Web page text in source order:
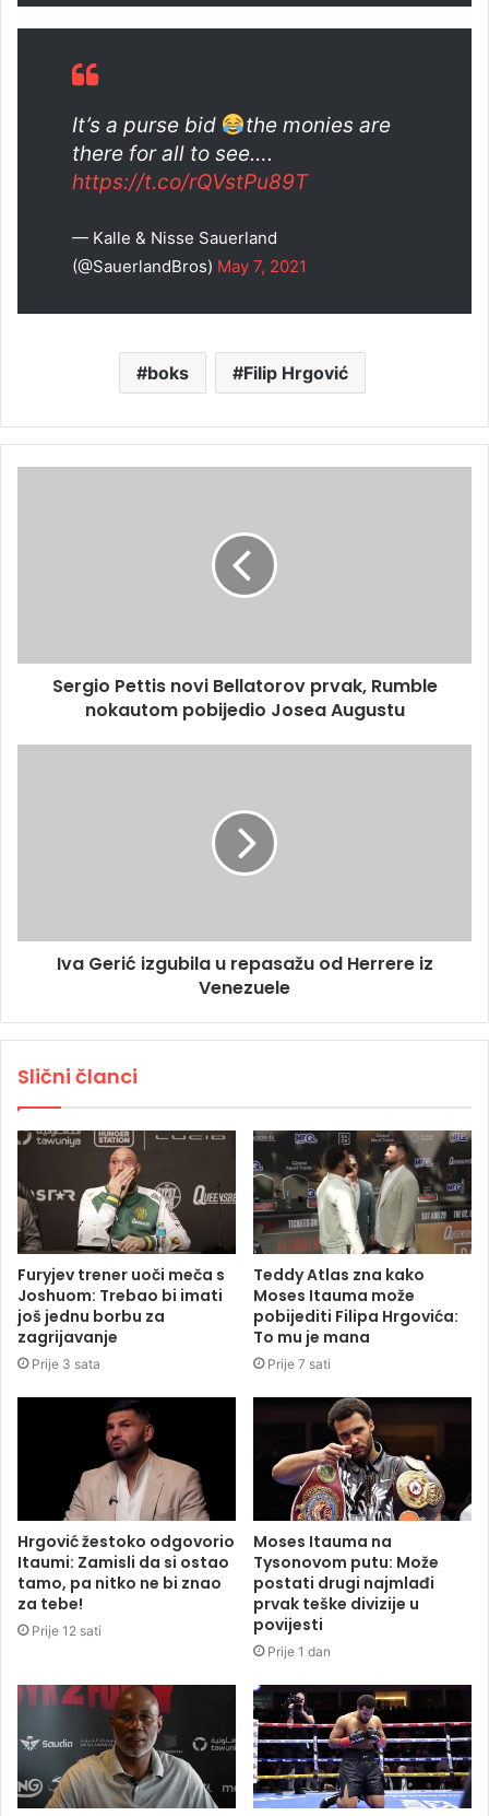
It’s a purse bid
the monies are
there for all to see….
https://t.co/rQVstPu89T
— Kalle & Nisse Sauerland
(@SauerlandBros) May 7, 2021
boks Filip Hrgović
Sergio Pettis novi Bellatorov prvak, Rumble
nokautom pobijedio Josea Augustu
Iva Gerić izgubila u repasažu od Herrere iz
Venezuele
Slični članci
Furyjev trener uoči meča s
Joshuom: Trebao bi imati
još jednu borbu za
zagrijavanje
Prije 3 sata
Teddy Atlas zna kako
Moses Itauma može
pobijediti Filipa Hrgovića:
To mu je mana
Prije 7 sati
Hrgović žestoko odgovorio
Itaumi: Zamisli da si ostao
tamo, pa nitko ne bi znao
za tebe!
Prije 12 sati
Moses Itauma na
Tysonovom putu: Može
postati drugi najmlađi
prvak teške divizije u
povijesti
Prije 1 dan